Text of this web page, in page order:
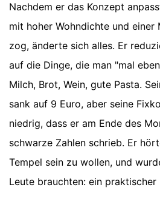
Nachdem er das Konzept
mit hoher Wohndichte und einer
zog, änderte sich alles. Er
auf die Dinge, die man "mal
Milch, Brot, Wein, gute Pasta.
sank auf 9 Euro, aber seine
niedrig, dass er am Ende des
schwarze Zahlen schrieb. Er
Tempel sein zu wollen, und
Leute brauchten: ein